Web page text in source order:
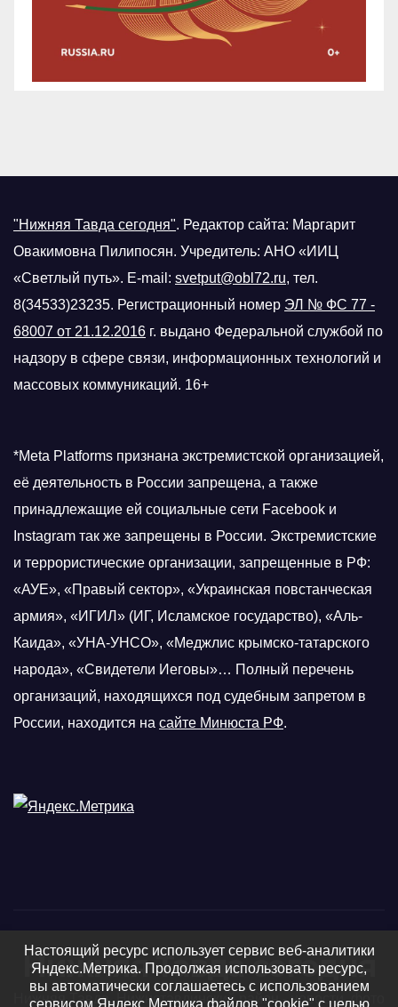
"Нижняя Тавда сегодня". Редактор сайта: Маргарит
Овакимовна Пилипосян. Учредитель: АНО «ИИЦ
«Светлый путь». E-mail: svetput@obl72.ru, тел.
8(34533)23235. Регистрационный номер ЭЛ № ФС 77 -
68007 от 21.12.2016 г. выдано Федеральной службой по
надзору в сфере связи, информационных технологий и
массовых коммуникаций. 16+
*Meta Platforms признана экстремистской организацией,
её деятельность в России запрещена, а также
принадлежащие ей социальные сети Facebook и
Instagram так же запрещены в России. Экстремистские
и террористические организации, запрещенные в РФ:
«АУЕ», «Правый сектор», «Украинская повстанческая
армия», «ИГИЛ» (ИГ, Исламское государство), «Аль-
Каида», «УНА-УНСО», «Меджлис крымско-татарского
народа», «Свидетели Иеговы»… Полный перечень
организаций, находящихся под судебным запретом в
России, находится на сайте Минюста РФ.
Нижняя Тавда сегодня
Нижняя Тавда, Нижнетавдинский район - новости, фото
Настоящий ресурс использует сервис веб-аналитики
Яндекс.Метрика. Продолжая использовать ресурс,
вы автоматически соглашаетесь с использованием
сервисом Яндекс.Метрика файлов "cookie" с целью